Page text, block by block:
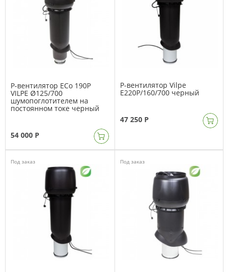
P-вентилятор ECo 190P
VILPE Ø125/700
шумопоглотителем на
постоянном токе черный
54 000 Р
P-вентилятор Vilpe
E220P/160/700 черный
47 250 Р
Под заказ Под заказ